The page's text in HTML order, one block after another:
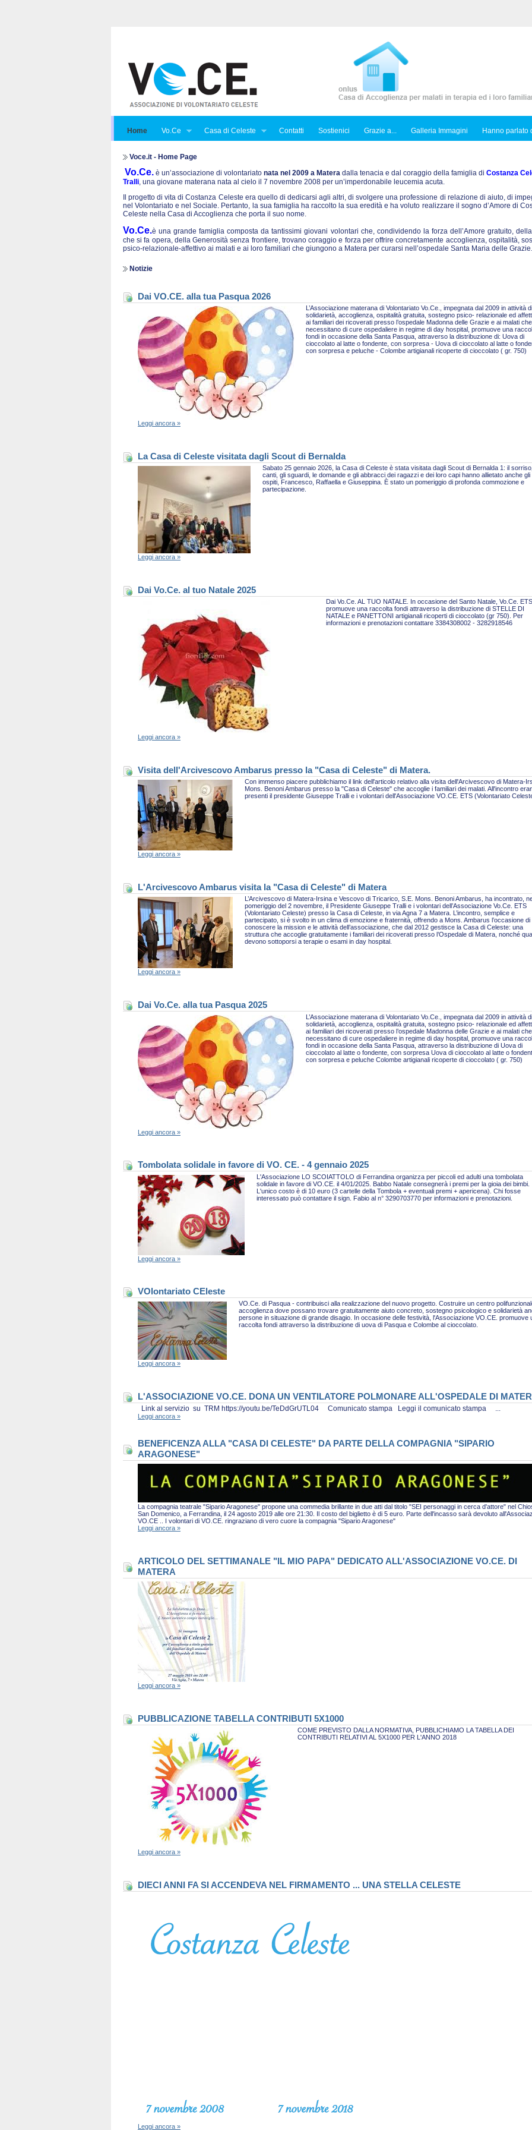
Home Vo.Ce Casa di Celeste Contatti Sostienici Grazie a... Galleria Immagini Hanno parlato
Voce.it - Home Page
Vo.Ce. è un’associazione di volontariato nata nel 2009 a Matera dalla tenacia e dal coraggio della famiglia di Costanza
Tralli, una giovane materana nata al cielo il 7 novembre 2008 per un’imperdonabile leucemia acuta.
Il progetto di vita di Costanza Celeste era quello di dedicarsi agli altri, di svolgere una professione di relazione di aiuto, di
nel Volontariato e nel Sociale. Pertanto, la sua famiglia ha raccolto la sua eredità e ha voluto realizzare il sogno d’Amore di
Celeste nella Casa di Accoglienza che porta il suo nome.
Vo.Ce.è una grande famiglia composta da tantissimi giovani volontari che, condividendo la forza dell’Amore gratuito,
che si fa opera, della Generosità senza frontiere, trovano coraggio e forza per offrire concretamente accoglienza, ospitalità,
psico-relazionale-affettivo ai malati e ai loro familiari che giungono a Matera per curarsi nell’ospedale Santa Maria delle Grazie.
Notizie
Dai VO.CE. alla tua Pasqua 2026
L’Associazione materana di Volontariato Vo.Ce., impegnata dal 2009 in attività di
solidarietà, accoglienza, ospitalità gratuita, sostegno psico- relazionale ed
ai familiari dei ricoverati presso l’ospedale Madonna delle Grazie e ai malati che
necessitano di cure ospedaliere in regime di day hospital, promuove una
fondi in occasione della Santa Pasqua, attraverso la distribuzione di: Uova di
cioccolato al latte o fondente, con sorpresa - Uova di cioccolato al latte o
con sorpresa e peluche - Colombe artigianali ricoperte di cioccolato ( gr. 750)
Leggi ancora »
La Casa di Celeste visitata dagli Scout di Bernalda
Sabato 25 gennaio 2026, la Casa di Celeste è stata visitata dagli Scout di Bernalda 1: il
canti, gli sguardi, le domande e gli abbracci dei ragazzi e dei loro capi hanno allietato anche gli
ospiti, Francesco, Raffaella e Giuseppina. È stato un pomeriggio di profonda commozione e
partecipazione.
Leggi ancora »
Dai Vo.Ce. al tuo Natale 2025
Dai Vo.Ce. AL TUO NATALE. In occasione del Santo Natale, Vo.Ce. ETS
promuove una raccolta fondi attraverso la distribuzione di STELLE DI
NATALE e PANETTONI artigianali ricoperti di cioccolato (gr 750). Per
informazioni e prenotazioni contattare 3384308002 - 3282918546
Leggi ancora »
Visita dell'Arcivescovo Ambarus presso la "Casa di Celeste" di Matera.
Con immenso piacere pubblichiamo il link dell'articolo relativo alla visita dell'Arcivescovo di Matera-
Mons. Benoni Ambarus presso la "Casa di Celeste" che accoglie i familiari dei malati. All'incontro
presenti il presidente Giuseppe Tralli e i volontari dell'Associazione VO.CE. ETS (Volontariato
Leggi ancora »
L'Arcivescovo Ambarus visita la "Casa di Celeste" di Matera
L’Arcivescovo di Matera-Irsina e Vescovo di Tricarico, S.E. Mons. Benoni Ambarus, ha incontrato,
pomeriggio del 2 novembre, il Presidente Giuseppe Tralli e i volontari dell’Associazione Vo.Ce. ETS
(Volontariato Celeste) presso la Casa di Celeste, in via Agna 7 a Matera. L’incontro, semplice e
partecipato, si è svolto in un clima di emozione e fraternità, offrendo a Mons. Ambarus l’occasione di
conoscere la mission e le attività dell’associazione, che dal 2012 gestisce la Casa di Celeste: una
struttura che accoglie gratuitamente i familiari dei ricoverati presso l’Ospedale di Matera, nonché
devono sottoporsi a terapie o esami in day hospital.
Leggi ancora »
Dai Vo.Ce. alla tua Pasqua 2025
L’Associazione materana di Volontariato Vo.Ce., impegnata dal 2009 in attività di
solidarietà, accoglienza, ospitalità gratuita, sostegno psico- relazionale ed
ai familiari dei ricoverati presso l’ospedale Madonna delle Grazie e ai malati che
necessitano di cure ospedaliere in regime di day hospital, promuove una
fondi in occasione della Santa Pasqua, attraverso la distribuzione di Uova di
cioccolato al latte o fondente, con sorpresa Uova di cioccolato al latte o
con sorpresa e peluche Colombe artigianali ricoperte di cioccolato ( gr. 750)
Leggi ancora »
Tombolata solidale in favore di VO. CE. - 4 gennaio 2025
L'Associazione LO SCOIATTOLO di Ferrandina organizza per piccoli ed adulti una tombolata
solidale in favore di VO.CE. il 4/01/2025. Babbo Natale consegnerà i premi per la gioia dei bimbi.
L'unico costo è di 10 euro (3 cartelle della Tombola + eventuali premi + apericena). Chi fosse
interessato può contattare il sign. Fabio al n° 3290703770 per informazioni e prenotazioni.
Leggi ancora »
VOlontariato CEleste
VO.Ce. di Pasqua - contribuisci alla realizzazione del nuovo progetto. Costruire un centro
accoglienza dove possano trovare gratuitamente aiuto concreto, sostegno psicologico e solidarietà
persone in situazione di grande disagio. In occasione delle festività, l'Associazione VO.CE. promuove
raccolta fondi attraverso la distribuzione di uova di Pasqua e Colombe al cioccolato.
Leggi ancora »
L'ASSOCIAZIONE VO.CE. DONA UN VENTILATORE POLMONARE ALL'OSPEDALE DI
Link al servizio su TRM https://youtu.be/TeDdGrUTL04 Comunicato stampa Leggi il comunicato stampa ...
Leggi ancora »
BENEFICENZA ALLA "CASA DI CELESTE" DA PARTE DELLA COMPAGNIA "SIPARIO
ARAGONESE"
La compagnia teatrale "Sipario Aragonese" propone una commedia brillante in due atti dal titolo "SEI personaggi in cerca d'attore" nel
San Domenico, a Ferrandina, il 24 agosto 2019 alle ore 21:30. Il costo del biglietto è di 5 euro. Parte dell'incasso sarà devoluto
VO.CE .. I volontari di VO.CE. ringraziano di vero cuore la compagnia "Sipario Aragonese"
Leggi ancora »
ARTICOLO DEL SETTIMANALE "IL MIO PAPA" DEDICATO ALL'ASSOCIAZIONE VO.CE. DI
MATERA
Leggi ancora »
PUBBLICAZIONE TABELLA CONTRIBUTI 5X1000
COME PREVISTO DALLA NORMATIVA, PUBBLICHIAMO LA TABELLA DEI
CONTRIBUTI RELATIVI AL 5X1000 PER L'ANNO 2018
Leggi ancora »
DIECI ANNI FA SI ACCENDEVA NEL FIRMAMENTO ... UNA STELLA CELESTE
Leggi ancora »